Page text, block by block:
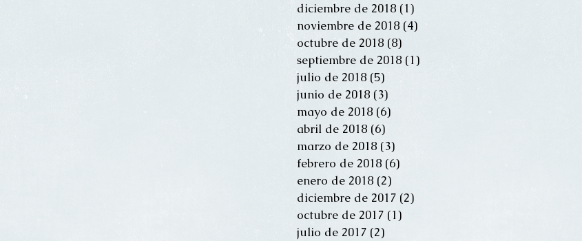
diciembre de 2018 (1)
noviembre de 2018 (4)
octubre de 2018 (8)
septiembre de 2018 (1)
julio de 2018 (5)
junio de 2018 (3)
mayo de 2018 (6)
abril de 2018 (6)
marzo de 2018 (3)
febrero de 2018 (6)
enero de 2018 (2)
diciembre de 2017 (2)
octubre de 2017 (1)
julio de 2017 (2)